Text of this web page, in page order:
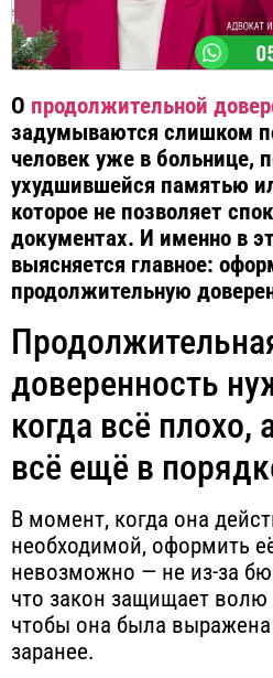
О продолжительной
задумываются слишком
человек уже в больнице,
ухудшившейся памятью
которое не позволяет
документах. И именно в
выясняется главное:
продолжительную
доверенность
когда всё плохо,
всё ещё в
В момент, когда она
необходимой, оформить
невозможно — не из-за
что закон защищает волю
чтобы она была
заранее.